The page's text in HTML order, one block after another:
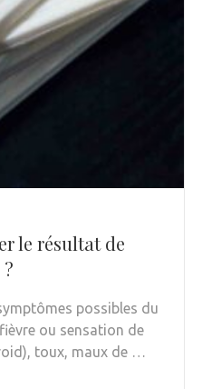
le résultat de
possibles du
ou sensation de
toux, maux de …